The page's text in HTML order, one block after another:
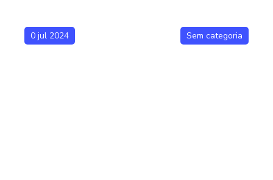
0 jul 2024 Sem categoria